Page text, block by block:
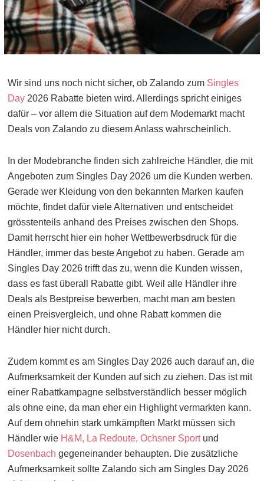
Wir sind uns noch nicht sicher, ob Zalando zum Singles
Day 2026 Rabatte bieten wird. Allerdings spricht einiges
dafür – vor allem die Situation auf dem Modemarkt macht
Deals von Zalando zu diesem Anlass wahrscheinlich.
In der Modebranche finden sich zahlreiche Händler, die mit
Angeboten zum Singles Day 2026 um die Kunden werben.
Gerade wer Kleidung von den bekannten Marken kaufen
möchte, findet dafür viele Alternativen und entscheidet
grösstenteils anhand des Preises zwischen den Shops.
Damit herrscht hier ein hoher Wettbewerbsdruck für die
Händler, immer das beste Angebot zu haben. Gerade am
Singles Day 2026 trifft das zu, wenn die Kunden wissen,
dass es fast überall Rabatte gibt. Weil alle Händler ihre
Deals als Bestpreise bewerben, macht man am besten
einen Preisvergleich, und ohne Rabatt kommen die
Händler hier nicht durch.
Zudem kommt es am Singles Day 2026 auch darauf an, die
Aufmerksamkeit der Kunden auf sich zu ziehen. Das ist mit
einer Rabattkampagne selbstverständlich besser möglich
als ohne eine, da man eher ein Highlight vermarkten kann.
Auf dem ohnehin stark umkämpften Markt müssen sich
Händler wie H&M, La Redoute, Ochsner Sportund
Dosenbach gegeneinander behaupten. Die zusätzliche
Aufmerksamkeit sollte Zalando sich am Singles Day 2026